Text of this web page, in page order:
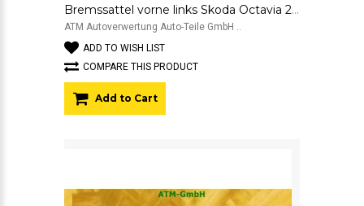
Bremssattel vorne links Skoda Octavia 2 II ATE 581 Fahrerseite
ATM Autoverwertung Auto-Teile GmbH ..
ADD TO WISH LIST
COMPARE THIS PRODUCT
Add to Cart